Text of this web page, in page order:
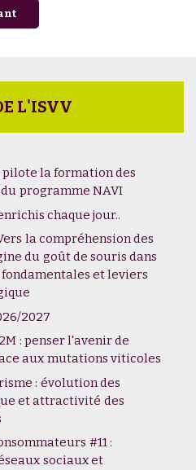
rentrée 2025/2026
suivant : Formation Pro à venir
L'ISVV
pilote la formation des
programme NAVI
chaque jour..
la compréhension des
du goût de souris dans
fondamentales et leviers
2027
: penser l'avenir de
aux mutations viticoles
: évolution des
et attractivité des
#11 :
sociaux et